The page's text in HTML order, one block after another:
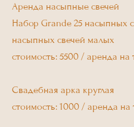
Аренда насыпные свечей
Набор Grande 25 насыпных
насыпных свечей малых
стоимость: 5500 / аренда на
Свадебная арка круглая
стоимость: 1000 / аренда на